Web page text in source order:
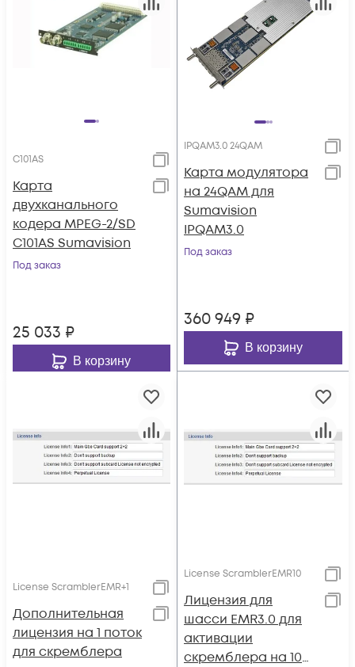
C101AS
Карта
двухканального
кодера MPEG-2/SD
C101AS Sumavision
Под заказ
25 033 ₽
В корзину
IPQAM3.0 24QAM
Карта модулятора
на 24QAM для
Sumavision
IPQAM3.0
Под заказ
360 949 ₽
В корзину
License ScramblerEMR+1
Дополнительная
лицензия на 1 поток
для скремблера
License ScramblerEMR10
Лицензия для
шасси EMR3.0 для
активации
скремблера на 10